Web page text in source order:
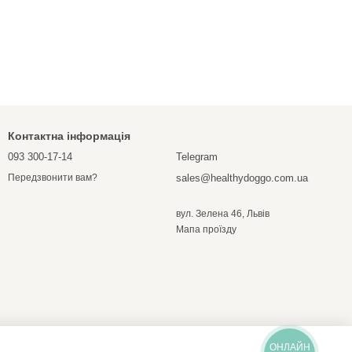
Контактна інформація
093 300-17-14
Передзвонити вам?
Telegram
sales@healthydoggo.com.ua
вул. Зелена 46, Львів
Мапа проїзду
ОНЛАЙН